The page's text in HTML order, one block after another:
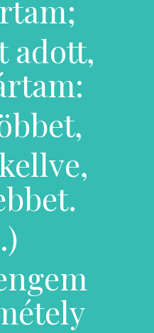
adott,